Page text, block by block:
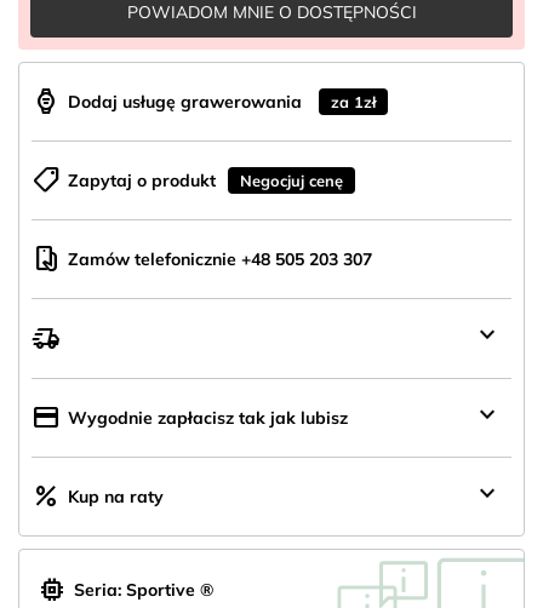
POWIADOM MNIE O DOSTĘPNOŚCI
aod_watch Dodaj usługę grawerowania za 1zł
shoppingmode Zapytaj o produkt Negocjuj cenę
mobile_hand Zamów telefonicznie +48 505 203 307
delivery_truck_speed keyboard_arrow_down
credit_card Wygodnie zapłacisz tak jak lubisz keyboard_arrow_down
percent Kup na raty keyboard_arrow_down
memory Seria: Sportive ®